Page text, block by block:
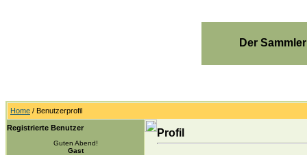
Der
Home / Benutzerprofil
Registrierte Benutzer
Guten Abend!
Gast
Profil